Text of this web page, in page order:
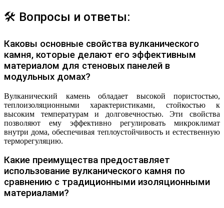
🛠 Вопросы и ответы:
Каковы основные свойства вулканического
камня, которые делают его эффективным
материалом для стеновых панелей в
модульных домах?
Вулканический камень обладает высокой пористостью,
теплоизоляционными характеристиками, стойкостью к
высоким температурам и долговечностью. Эти свойства
позволяют ему эффективно регулировать микроклимат
внутри дома, обеспечивая теплоустойчивость и естественную
терморегуляцию.
Какие преимущества предоставляет
использование вулканического камня по
сравнению с традиционными изоляционными
материалами?